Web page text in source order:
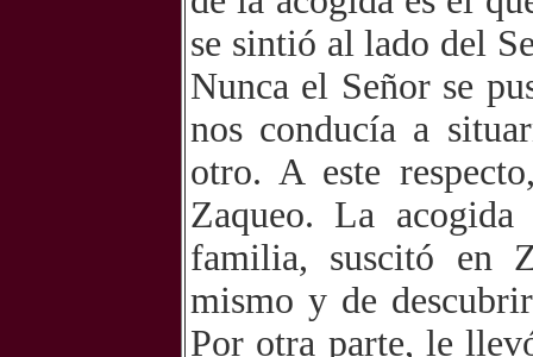
se sintió al lado del
Nunca el Señor se
nos conducía a
otro. A este
Zaqueo. La
familia, suscitó en
mismo y de
Por otra parte, le